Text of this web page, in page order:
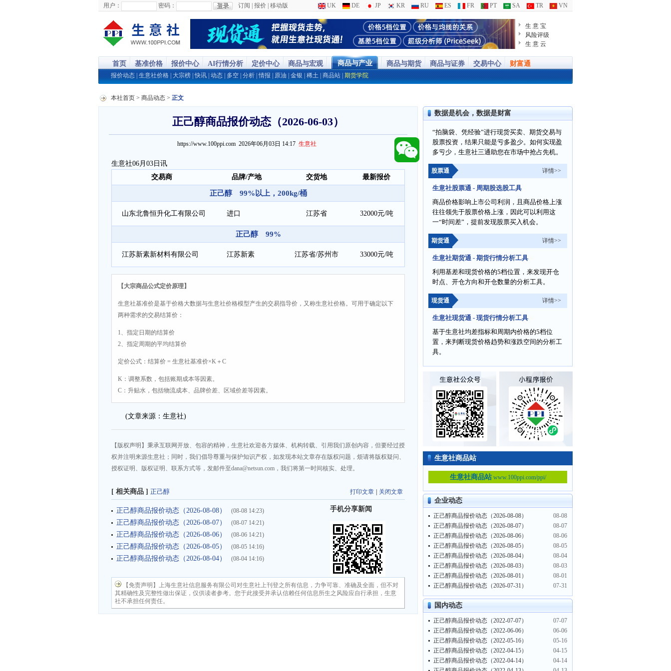
用户： 密码： 订阅 报价 移动版 UK DE JP KR RU ES FR PT SA TR VN
生 意 宝
风险评级
生 意 云
首页 基准价格 报价中心 AI行情分析 定价中心 商品与宏观 商品与产业 商品与期货 商品与证券 交易中心 财富通
报价动态 生意社价格 大宗榜 |快讯 动态 多空 分析 |情报 原油 金银 稀土 商品站 期货学院
本社首页 > 商品动态 > 正文
正己醇商品报价动态（2026-06-03）
https://www.100ppi.com 2026年06月03日 14:17 生意社
生意社06月03日讯
交易商
品牌/产地 交货地 最新报价
正己醇 99%以上，200kg/桶
山东北鲁恒升化工有限公司 进口 江苏省 32000元/吨
正己醇 99%
江苏新素新材料有限公司 江苏新素 江苏省/苏州市 33000元/吨
【大宗商品公式定价原理】
生意社基准价是基于价格大数据与生意社价格模型产生的交易指导价，又称生意社价格。可用于确定以下
两种需求的交易结算价：
1、指定日期的结算价
2、指定周期的平均结算价
定价公式：结算价 = 生意社基准价×K＋C
K：调整系数，包括账期成本等因素。
C：升贴水，包括物流成本、品牌价差、区域价差等因素。
(文章来源：生意社)
【版权声明】秉承互联网开放、包容的精神，生意社欢迎各方媒体、机构转载、引用我们原创内容，但要经过授
权并注明来源生意社；同时，我们倡导尊重与保护知识产权，如发现本站文章存在版权问题，烦请将版权疑问、
授权证明、版权证明、联系方式等，发邮件至dana@netsun.com，我们将第一时间核实、处理。
打印文章 关闭文章
[ 相关商品 ] 正己醇
正己醇商品报价动态（2026-08-08） (08-08 14:23)
正己醇商品报价动态（2026-08-07） (08-07 14:21)
正己醇商品报价动态（2026-08-06） (08-06 14:21)
正己醇商品报价动态（2026-08-05） (08-05 14:16)
正己醇商品报价动态（2026-08-04） (08-04 14:16)
手机分享新闻
【免责声明】上海生意社信息服务有限公司对生意社上刊登之所有信息，力争可靠、准确及全面，但不对
其精确性及完整性做出保证，仅供读者参考。您于此接受并承认信赖任何信息所生之风险应自行承担，生意
社不承担任何责任。
数据是机会，数据是财富
“拍脑袋、凭经验”进行现货买卖、期货交易与
股票投资，结果只能是亏多盈少。如何实现盈
多亏少，生意社三通助您在市场中抢占先机。
股票通 详情>>
生意社股票通 - 周期股选股工具
商品价格影响上市公司利润，且商品价格上涨
往往领先于股票价格上涨，因此可以利用这
一“时间差”，提前发现股票买入机会。
期货通 详情>>
生意社期货通 - 期货行情分析工具
利用基差和现货价格的5档位置，来发现开仓
时点、开仓方向和开仓数量的分析工具。
现货通 详情>>
生意社现货通 - 现货行情分析工具
基于生意社均差指标和周期内价格的5档位
置，来判断现货价格趋势和涨跌空间的分析工
具。
生意社商品站
生意社商品站www.100ppi.com/ppi/
企业动态
正己醇商品报价动态（2026-08-08）
08-08
正己醇商品报价动态（2026-08-07）
08-07
正己醇商品报价动态（2026-08-06）
08-06
正己醇商品报价动态（2026-08-05）
08-05
正己醇商品报价动态（2026-08-04）
08-04
正己醇商品报价动态（2026-08-03）
08-03
正己醇商品报价动态（2026-08-01）
08-01
正己醇商品报价动态（2026-07-31）
07-31
国内动态
正己醇商品报价动态（2022-07-07）
07-07
正己醇商品报价动态（2022-06-06）
06-06
正己醇商品报价动态（2022-05-16）
05-16
正己醇商品报价动态（2022-04-15）
04-15
正己醇商品报价动态（2022-04-14）
04-14